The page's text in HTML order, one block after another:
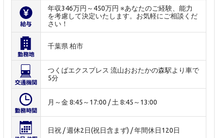
年収346万円～450万円 ※あなたのご経験、能力
を考慮して決定いたします。お気軽にご相談くだ
さい！
千葉県 柏市
つくばエクスプレス 流山おおたかの森駅より車で
5分
月～金 8:45～17:00 / 土 8:45～13:00
日祝 / 週休2日(祝日含まず) / 年間休日120日